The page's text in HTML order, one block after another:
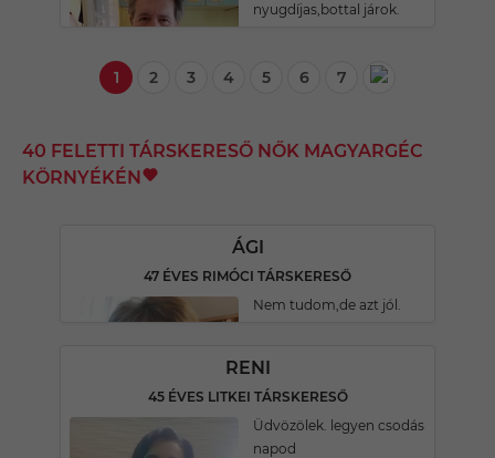
nyugdíjas,bottal járok.
1 2 3 4 5 6 7
40 FELETTI TÁRSKERESŐ NŐK MAGYARGÉC
KÖRNYÉKÉN
ÁGI
47 ÉVES RIMÓCI TÁRSKERESŐ
Nem tudom,de azt jól.
RENI
45 ÉVES LITKEI TÁRSKERESŐ
Üdvözölek. legyen csodás
napod